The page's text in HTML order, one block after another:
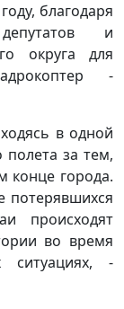
благодаря
и
округа для
-
в одной
за тем,
конце города.
потерявшихся
происходят
во время
ситуациях, -